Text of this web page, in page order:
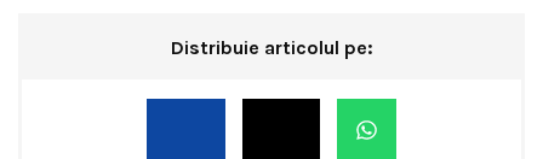
Distribuie articolul pe: